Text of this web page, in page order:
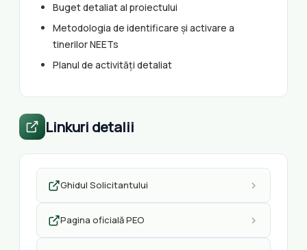
Buget detaliat al proiectului
Metodologia de identificare și activare a
tinerilor NEETs
Planul de activități detaliat
Linkuri detalii
Ghidul Solicitantului
Pagina oficială PEO